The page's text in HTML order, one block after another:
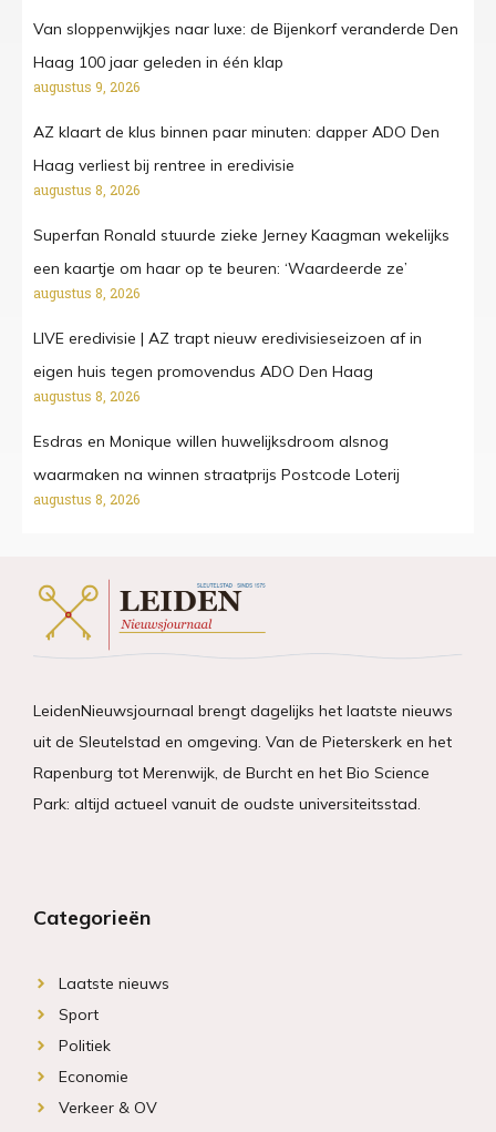
Van sloppenwijkjes naar luxe: de Bijenkorf veranderde Den
Haag 100 jaar geleden in één klap
augustus 9, 2026
AZ klaart de klus binnen paar minuten: dapper ADO Den
Haag verliest bij rentree in eredivisie
augustus 8, 2026
Superfan Ronald stuurde zieke Jerney Kaagman wekelijks
een kaartje om haar op te beuren: ‘Waardeerde ze’
augustus 8, 2026
LIVE eredivisie | AZ trapt nieuw eredivisieseizoen af in
eigen huis tegen promovendus ADO Den Haag
augustus 8, 2026
Esdras en Monique willen huwelijksdroom alsnog
waarmaken na winnen straatprijs Postcode Loterij
augustus 8, 2026
LeidenNieuwsjournaal brengt dagelijks het laatste nieuws
uit de Sleutelstad en omgeving. Van de Pieterskerk en het
Rapenburg tot Merenwijk, de Burcht en het Bio Science
Park: altijd actueel vanuit de oudste universiteitsstad.
Categorieën
Laatste nieuws
Sport
Politiek
Economie
Verkeer & OV